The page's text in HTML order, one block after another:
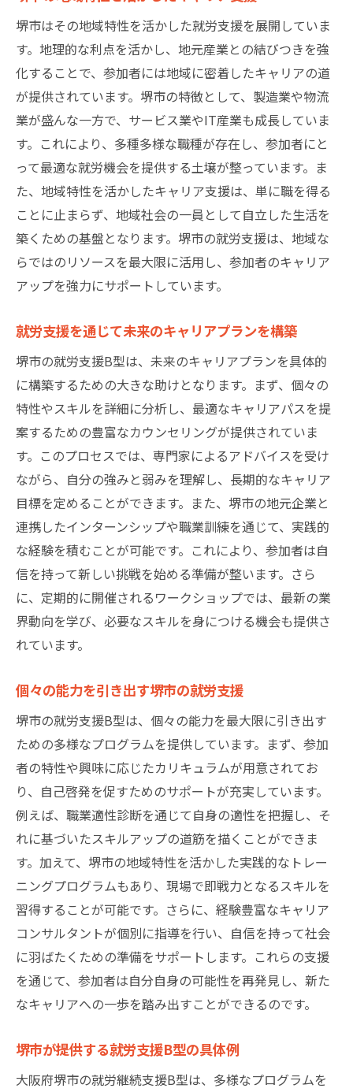
堺市でのキャリアアップのための支援活用
法
個々の夢を実現するための就労支援
未来のキャリアビジョンを具体化する方法
就労継続支援B型の特長とメリットを堺市で体
験
就労継続支援B型の基本的な特長
堺市でのB型支援の具体的メリット
個々の成長を促す支援体制
堺市でのB型支援の実績
参加者の声から見るB型支援の効果
堺市での就労支援がキャリアアップにどう貢献
するか
キャリアアップを支える堺市のサポート
具体的なキャリアアップ事例の紹介
就労支援によるキャリアの飛躍
堺市での支援がキャリア形成に与える影響
キャリアアップを実現するための堺市の取
り組み
堺市での支援を受けた実際の成功例
新しい第一歩を堺市の豊富な支援でサポート
堺市の支援で新たな一歩を踏み出す方法
豊富な支援がもたらすキャリアの可能性
第一歩を支える堺市の就労支援プログラム
支援を最大限に活用するための工夫
堺市の支援で築く新しいキャリア
堺市の就労支援B型で資格取得を目指す道
資格取得を支援する堺市の取り組み
堺市の支援を通じて得られる資格
資格取得がもたらすキャリアの向上
堺市での資格取得支援プログラムの概要
資格取得を目指すための具体的ステップ
堺市の支援が資格取得に与える影響
堺市の支援で実現するあなたのキャリアアップ
堺市の支援で可能になるキャリアの飛躍
支援を受けた参加者の実際の声
キャリアアップを目指す堺市の取り組み
支援を活用したキャリアの具体的ビジョン
堺市はその地域特性を活かした就労支援を展開していま
す。地理的な利点を活かし、地元産業との結びつきを強
化することで、参加者には地域に密着したキャリアの道
が提供されています。堺市の特徴として、製造業や物流
業が盛んな一方で、サービス業やIT産業も成長していま
す。これにより、多種多様な職種が存在し、参加者にと
って最適な就労機会を提供する土壌が整っています。ま
た、地域特性を活かしたキャリア支援は、単に職を得る
ことに止まらず、地域社会の一員として自立した生活を
築くための基盤となります。堺市の就労支援は、地域な
らではのリソースを最大限に活用し、参加者のキャリア
アップを強力にサポートしています。
就労支援を通じて未来のキャリアプランを構築
堺市の就労支援B型は、未来のキャリアプランを具体的
に構築するための大きな助けとなります。まず、個々の
特性やスキルを詳細に分析し、最適なキャリアパスを提
案するための豊富なカウンセリングが提供されていま
す。このプロセスでは、専門家によるアドバイスを受け
ながら、自分の強みと弱みを理解し、長期的なキャリア
目標を定めることができます。また、堺市の地元企業と
連携したインターンシップや職業訓練を通じて、実践的
な経験を積むことが可能です。これにより、参加者は自
信を持って新しい挑戦を始める準備が整います。さら
に、定期的に開催されるワークショップでは、最新の業
界動向を学び、必要なスキルを身につける機会も提供さ
れています。
個々の能力を引き出す堺市の就労支援
堺市の就労支援B型は、個々の能力を最大限に引き出す
ための多様なプログラムを提供しています。まず、参加
者の特性や興味に応じたカリキュラムが用意されてお
り、自己啓発を促すためのサポートが充実しています。
例えば、職業適性診断を通じて自身の適性を把握し、そ
れに基づいたスキルアップの道筋を描くことができま
す。加えて、堺市の地域特性を活かした実践的なトレー
ニングプログラムもあり、現場で即戦力となるスキルを
習得することが可能です。さらに、経験豊富なキャリア
コンサルタントが個別に指導を行い、自信を持って社会
に羽ばたくための準備をサポートします。これらの支援
を通じて、参加者は自分自身の可能性を再発見し、新た
なキャリアへの一歩を踏み出すことができるのです。
堺市が提供する就労支援B型の具体例
大阪府堺市の就労継続支援B型は、多様なプログラムを